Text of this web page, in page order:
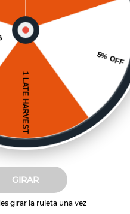
GIRAR
girar la ruleta una vez